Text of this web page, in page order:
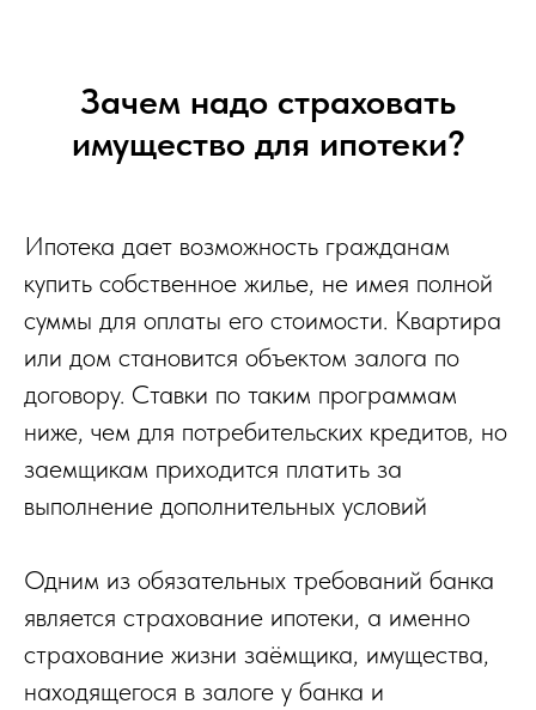
Зачем надо страховать
имущество для ипотеки?
Ипотека дает возможность гражданам
купить собственное жилье, не имея полной
суммы для оплаты его стоимости. Квартира
или дом становится объектом залога по
договору. Ставки по таким программам
ниже, чем для потребительских кредитов, но
заемщикам приходится платить за
выполнение дополнительных условий
Одним из обязательных требований банка
является страхование ипотеки, а именно
страхование жизни заёмщика, имущества,
находящегося в залоге у банка и